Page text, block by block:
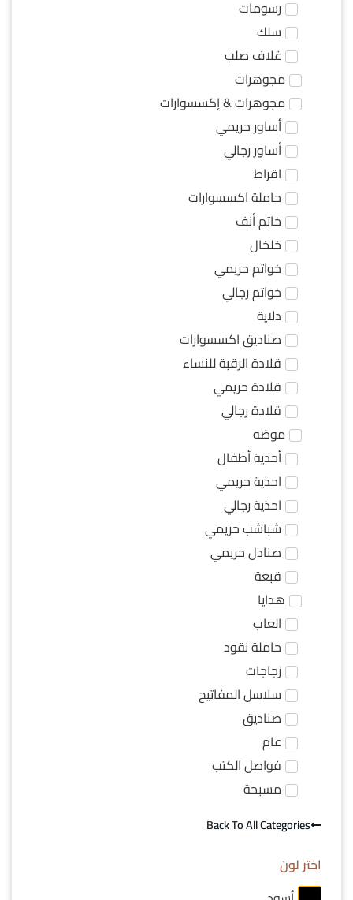
رسومات
سلك
غلاف صلب
مجوهرات
مجوهرات & إكسسوارات
أساور حريمي
أساور رجالي
اقراط
حاملة اكسسوارات
خاتم أنف
خلخال
خواتم حريمي
خواتم رجالي
دلاية
صناديق اكسسوارات
قلادة الرقبة للنساء
قلادة حريمي
قلادة رجالي
موضه
أحذية أطفال
احذية حريمي
احذية رجالي
شباشب حريمي
صنادل حريمي
قبعة
هدايا
العاب
حاملة نقود
زجاجات
سلاسل المفاتيح
صناديق
عام
فواصل الكتب
مسبحة
Back To All Categories
اختر لون